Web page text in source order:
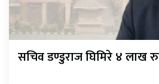
सचिव डण्डुराज घिमिरे ४ लाख